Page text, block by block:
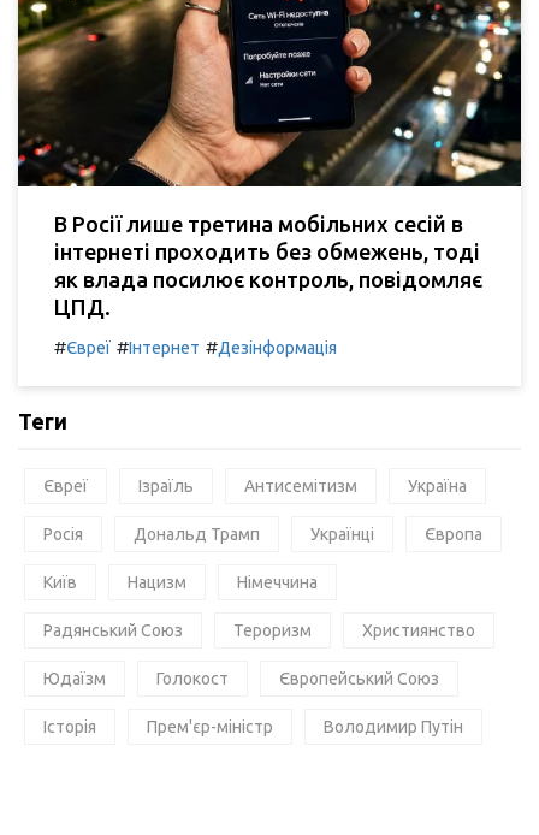
В Росії лише третина мобільних сесій в
інтернеті проходить без обмежень, тоді
як влада посилює контроль, повідомляє
ЦПД.
#Євреї #Інтернет #Дезінформація
Теги
Євреї Ізраїль Антисемітизм Україна
Росія Дональд Трамп Українці Європа
Київ Нацизм Німеччина
Радянський Союз Тероризм Християнство
Юдаїзм Голокост Європейський Союз
Історія Прем'єр-міністр Володимир Путін